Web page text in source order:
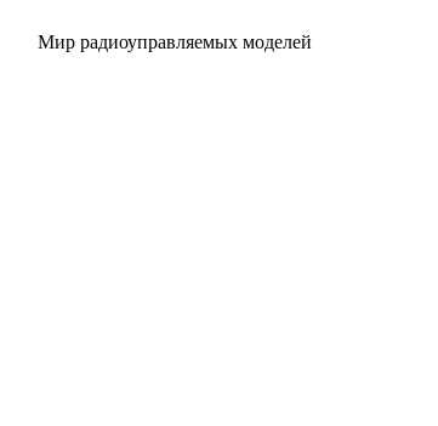
Мир радиоуправляемых моделей